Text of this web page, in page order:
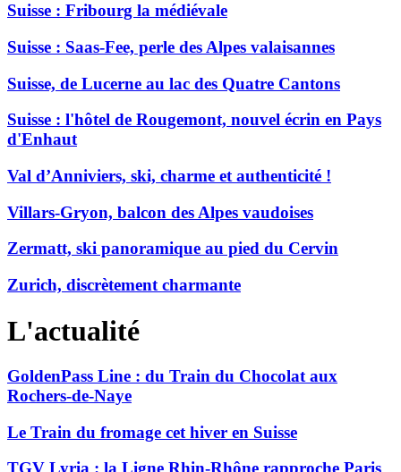
Suisse : Fribourg la médiévale
Suisse : Saas-Fee, perle des Alpes valaisannes
Suisse, de Lucerne au lac des Quatre Cantons
Suisse : l'hôtel de Rougemont, nouvel écrin en Pays
d'Enhaut
Val d’Anniviers, ski, charme et authenticité !
Villars-Gryon, balcon des Alpes vaudoises
Zermatt, ski panoramique au pied du Cervin
Zurich, discrètement charmante
L'actualité
GoldenPass Line : du Train du Chocolat aux
Rochers-de-Naye
Le Train du fromage cet hiver en Suisse